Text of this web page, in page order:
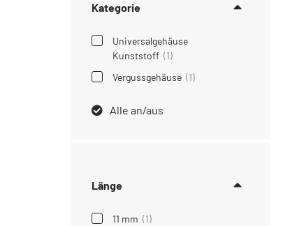
Kategorie
Universalgehäuse
Kunststoff (1)
Vergussgehäuse (1)
Alle an/aus
Länge
11 mm (1)